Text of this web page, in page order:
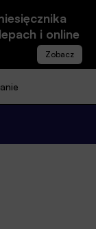
i online